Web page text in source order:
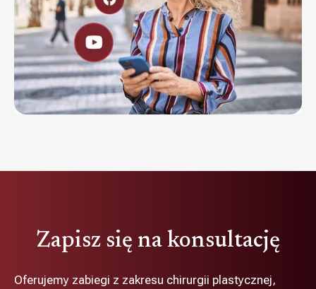
Zapisz się na konsultację
Oferujemy zabiegi z zakresu chirurgii plastycznej,